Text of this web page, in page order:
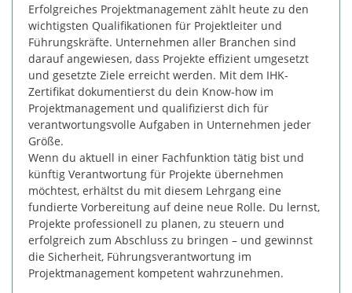
Erfolgreiches Projektmanagement zählt heute zu den
wichtigsten Qualifikationen für Projektleiter und
Führungskräfte. Unternehmen aller Branchen sind
darauf angewiesen, dass Projekte effizient umgesetzt
und gesetzte Ziele erreicht werden. Mit dem IHK-
Zertifikat dokumentierst du dein Know-how im
Projektmanagement und qualifizierst dich für
verantwortungsvolle Aufgaben in Unternehmen jeder
Größe.
Wenn du aktuell in einer Fachfunktion tätig bist und
künftig Verantwortung für Projekte übernehmen
möchtest, erhältst du mit diesem Lehrgang eine
fundierte Vorbereitung auf deine neue Rolle. Du lernst,
Projekte professionell zu planen, zu steuern und
erfolgreich zum Abschluss zu bringen – und gewinnst
die Sicherheit, Führungsverantwortung im
Projektmanagement kompetent wahrzunehmen.